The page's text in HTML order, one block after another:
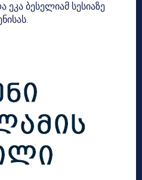
ეკა ბესელიამ სესიაზე